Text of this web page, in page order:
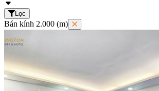
Lọc
Bán kính 2.000 (m)